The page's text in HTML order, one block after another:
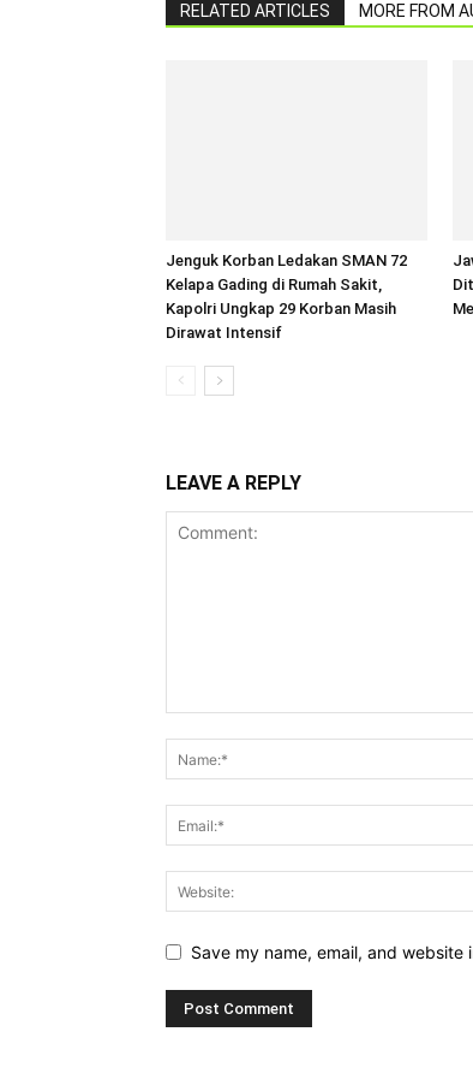
RELATED ARTICLES MORE FROM
Jenguk Korban Ledakan SMAN 72
Kelapa Gading di Rumah Sakit,
Kapolri Ungkap 29 Korban Masih
Dirawat Intensif
LEAVE A REPLY
Save my name, email, and